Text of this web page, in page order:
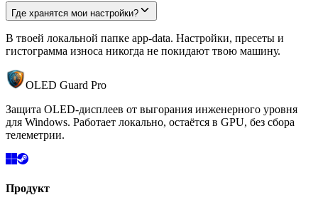
Где хранятся мои настройки?
В твоей локальной папке app-data. Настройки, пресеты и
гистограмма износа никогда не покидают твою машину.
OLED Guard Pro
Защита OLED-дисплеев от выгорания инженерного уровня
для Windows. Работает локально, остаётся в GPU, без сбора
телеметрии.
Продукт